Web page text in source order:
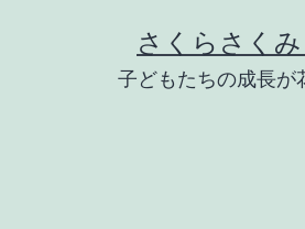
さくらさく
子どもたちの成長が